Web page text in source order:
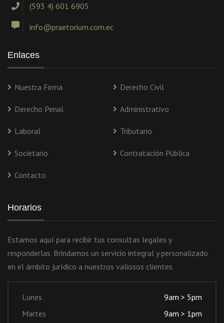
(593 4) 601 6905
info@praetorium.com.ec
Enlaces
Nuestra Firma Derecho Civil
Derecho Penal Administrativo
Laboral Tributario
Societario Contratación Pública
Contacto
Horarios
Estamos aquí para recibir tus consultas legales y
responderlas. Brindamos un servicio integral y personalizado
en el ámbito jurídico a nuestros valiosos clientes.
Lunes
9am > 5pm
Martes
9am > 1pm